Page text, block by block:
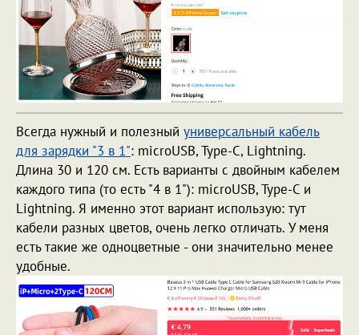
Всегда нужный и полезный универсальный кабель
для зарядки "3 в 1": microUSB, Type-C, Lightning.
Длина 30 и 120 см. Есть варианты с двойным кабелем
каждого типа (то есть "4 в 1"): microUSB, Type-C и
Lightning. Я именно этот вариант использую: тут
кабели разных цветов, очень легко отличать. У меня
есть такие же одноцветные - они значительно менее
удобные.